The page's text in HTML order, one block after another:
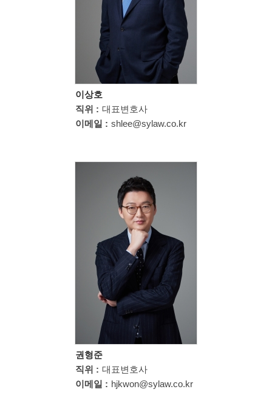
이상호
직위 : 대표변호사
이메일 : shlee@sylaw.co.kr
권형준
직위 : 대표변호사
이메일 : hjkwon@sylaw.co.kr